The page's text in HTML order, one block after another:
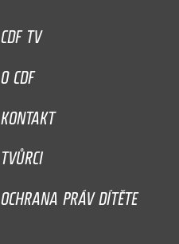
CDF TV
O CDF
KONTAKT
TVŮRCI
OCHRANA PRÁV DÍTĚTE